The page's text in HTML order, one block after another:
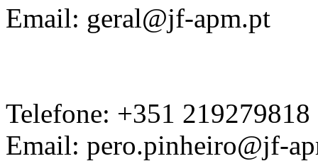
Email: geral@jf-apm.pt
Telefone: +351
Email: pero.pinheiro@jf-